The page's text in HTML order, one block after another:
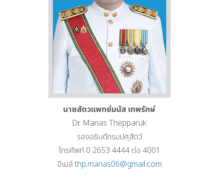
นายสัตวแพทย์มนัส เทพรักษ์
Dr. Manas Thepparuk
รองอธิบดีกรมปศุสัตว์
โทรศัพท์ 0 2653 4444 ต่อ 4001
อีเมล์thp.manas06@gmail.com